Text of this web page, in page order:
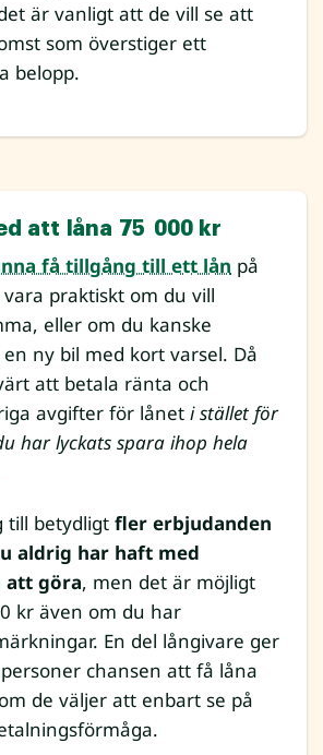
är vanligt att de vill se att
som överstiger ett
belopp.
att låna 75 000 kr
få tillgång till ett lån på
praktiskt om du vill
eller om du kanske
ny bil med kort varsel. Då
att betala ränta och
avgifter för lånet i stället för
har lyckats spara ihop hela
till betydligt fler erbjudanden
aldrig har haft med
att göra, men det är möjligt
kr även om du har
En del långivare ger
chansen att få låna
de väljer att enbart se på